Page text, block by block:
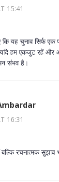
15:41
यह चुनाव सिर्फ एक
यदि हम एकजुट रहें और
संभव है।
16:31
रचनात्मक सुझाव